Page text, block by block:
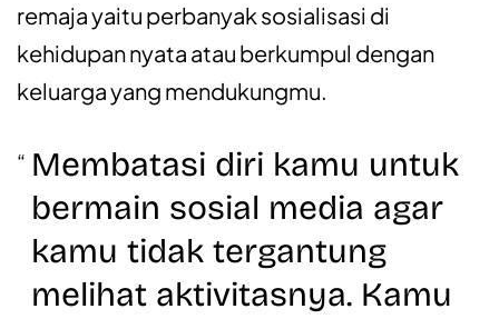
remaja yaitu perbanyak sosialisasi di
kehidupan nyata atau berkumpul dengan
keluarga yang mendukungmu.
Membatasi diri kamu untuk
bermain sosial media agar
kamu tidak tergantung
melihat aktivitasnya. Kamu